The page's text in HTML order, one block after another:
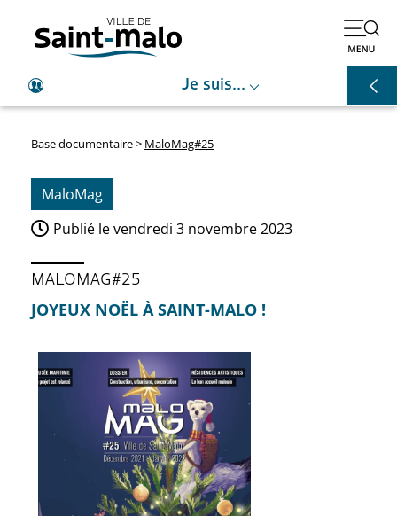
Je suis... ⌵
Base documentaire> MaloMag#25
MaloMag
Publié levendredi 3 novembre 2023
MALOMAG#25
JOYEUX NOËL À SAINT-MALO !